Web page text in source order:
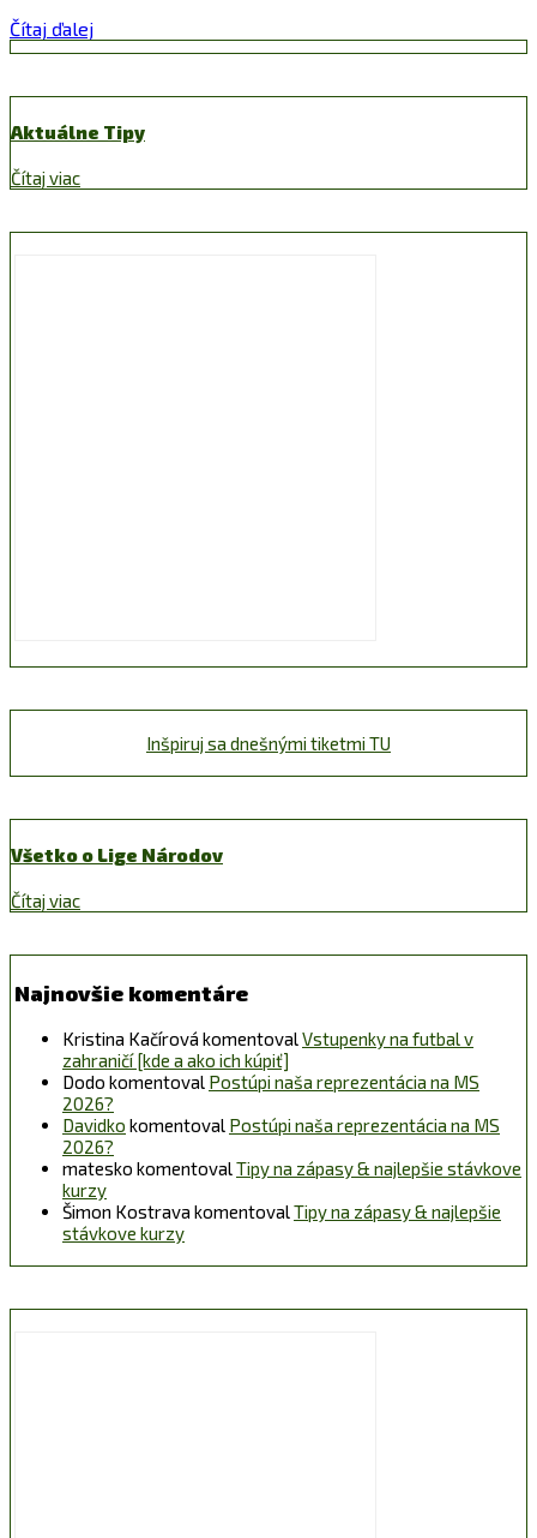
Čítaj ďalej
Aktuálne Tipy
Čítaj viac
Inšpiruj sa dnešnými tiketmi TU
Všetko o Lige Národov
Čítaj viac
Najnovšie komentáre
Kristina Kačírová komentovalVstupenky na futbal v
zahraničí [kde a ako ich kúpiť]
Dodo komentoval Postúpi naša reprezentácia na MS
2026?
Davidko komentoval Postúpi naša reprezentácia na MS
2026?
matesko komentovalTipy na zápasy & najlepšie stávkove
kurzy
Šimon Kostrava komentovalTipy na zápasy & najlepšie
stávkove kurzy